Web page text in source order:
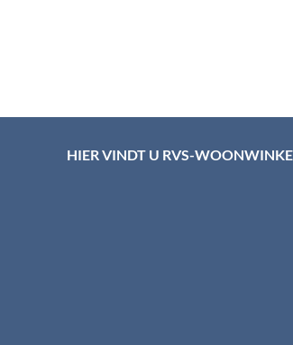
HIER VINDT U RVS-